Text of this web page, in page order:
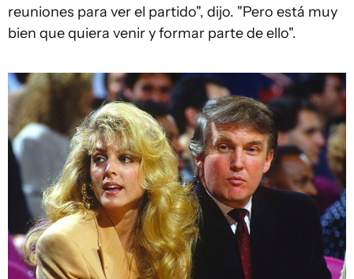
reuniones para ver el partido", dijo. "Pero está muy
bien que quiera venir y formar parte de ello".